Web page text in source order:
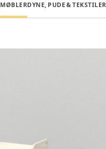
MØBLERDYNE, PUDE & TEKSTILER